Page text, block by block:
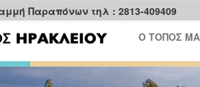
Παραπόνων τηλ : 2813-409409
Ο ΤΟΠΟΣ